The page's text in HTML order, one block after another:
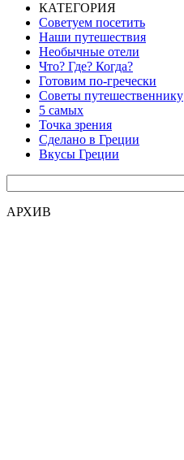
КАТЕГОРИЯ
Советуем посетить
Наши путешествия
Необычные отели
Что? Где? Когда?
Готовим по-гречески
Советы путешественнику
5 самых
Точка зрения
Сделано в Греции
Вкусы Греции
АРХИВ